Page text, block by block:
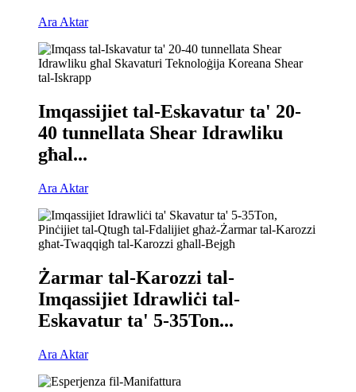
Ara Aktar
Imqassijiet tal-Eskavatur ta' 20-
40 tunnellata Shear Idrawliku
għal...
Ara Aktar
Żarmar tal-Karozzi tal-
Imqassijiet Idrawliċi tal-
Eskavatur ta' 5-35Ton...
Ara Aktar